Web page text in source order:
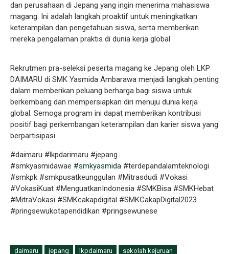
dan perusahaan di Jepang yang ingin menerima mahasiswa
magang. Ini adalah langkah proaktif untuk meningkatkan
keterampilan dan pengetahuan siswa, serta memberikan
mereka pengalaman praktis di dunia kerja global.
Rekrutmen pra-seleksi peserta magang ke Jepang oleh LKP
DAIMARU di SMK Yasmida Ambarawa menjadi langkah penting
dalam memberikan peluang berharga bagi siswa untuk
berkembang dan mempersiapkan diri menuju dunia kerja
global. Semoga program ini dapat memberikan kontribusi
positif bagi perkembangan keterampilan dan karier siswa yang
berpartisipasi.
#daimaru #lkpdarimaru #jepang
#smkyasmidawae #smkyasmida #terdepandalamteknologi
#smkpk #smkpusatkeunggulan #Mitrasdudi #Vokasi
#VokasiKuat #MenguatkanIndonesia #SMKBisa #SMKHebat
#MitraVokasi #SMKcakapdigital #SMKCakapDigital2023
#pringsewukotapendidikan #pringsewunese
daimaru jepang lkpdaimaru
sekolah kejuruan